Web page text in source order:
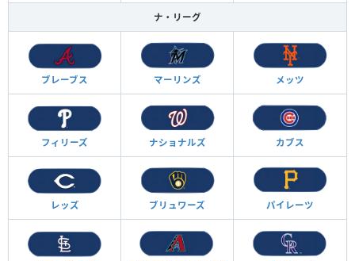
ナ・リーグ
ブレーブス マーリンズ メッツ
フィリーズ ナショナルズ カブス
レッズ ブリュワーズ パイレーツ